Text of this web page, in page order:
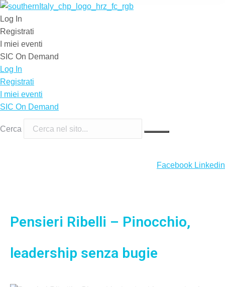
Log In
Registrati
I miei eventi
SIC On Demand
Log In
Registrati
I miei eventi
SIC On Demand
Cerca
Facebook Linkedin
Pensieri Ribelli – Pinocchio,
leadership senza bugie